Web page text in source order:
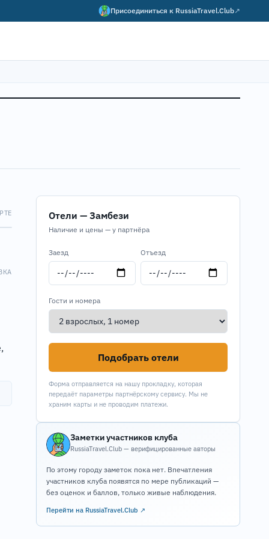
Присоединиться к RussiaTravel.Club↗
Отели — Замбези
Наличие и цены — у партнёра
Заезд Отъезд
Гости и номера
Подобрать отели
Форма отправляется на нашу прокладку, которая
передаёт параметры партнёрскому сервису. Мы не
храним карты и не проводим платежи.
Заметки участников клуба
RussiaTravel.Club — верифицированные авторы
По этому городу заметок пока нет. Впечатления
участников клуба появятся по мере публикаций —
без оценок и баллов, только живые наблюдения.
Перейти на RussiaTravel.Club ↗